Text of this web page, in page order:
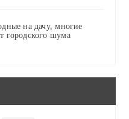
на дачу, многие
городского шума